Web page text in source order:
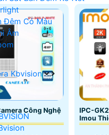
Đêm Có Màu
Âm
Kbvision
Công Nghệ
IPC-
Imou